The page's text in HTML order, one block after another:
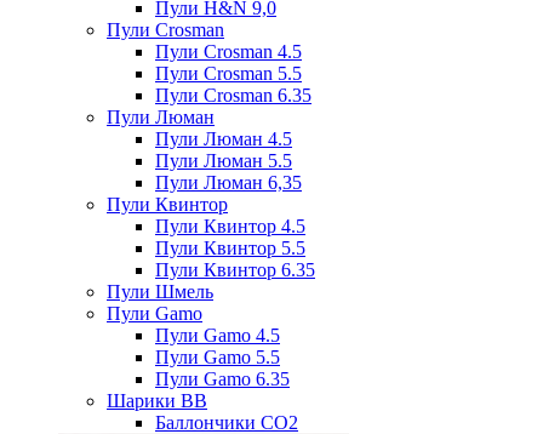
Пули H&N 9,0
Пули Crosman
Пули Crosman 4.5
Пули Crosman 5.5
Пули Crosman 6.35
Пули Люман
Пули Люман 4.5
Пули Люман 5.5
Пули Люман 6,35
Пули Квинтор
Пули Квинтор 4.5
Пули Квинтор 5.5
Пули Квинтор 6.35
Пули Шмель
Пули Gamo
Пули Gamo 4.5
Пули Gamo 5.5
Пули Gamo 6.35
Шарики BB
Баллончики CO2